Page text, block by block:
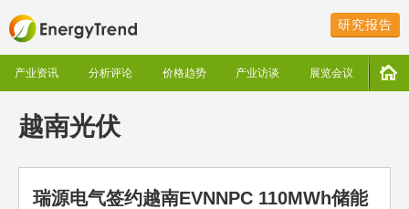
研究报告
产业资讯 分析评论 价格趋势 产业访谈 展览会议
越南光伏
瑞源电气签约越南EVNNPC 110MWh储能